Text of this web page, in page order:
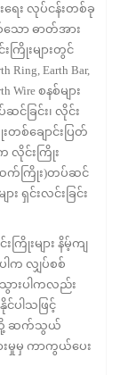
ရေး လုပ်ငန်းတစ်ခု
စ်သော ဓာတ်အား
ကြိုးများတွင်
Ring, Earth Bar,
Wire စနစ်များ
င်ခြင်း၊ လိုင်း
တစ်ချောင်းပြတ်
လိုင်းကြိုး
တွဲဆက်ကြိုး)တပ်ဆင်
ရှင်းလင်းခြင်း
ြိုးများ နိမ့်ကျ
ပါက လျှပ်စစ်
ားပါကလည်း
ပါသဖြင့်
ားသို့ ဆက်သွယ်
ားမှုမှ ကာကွယ်ပေး